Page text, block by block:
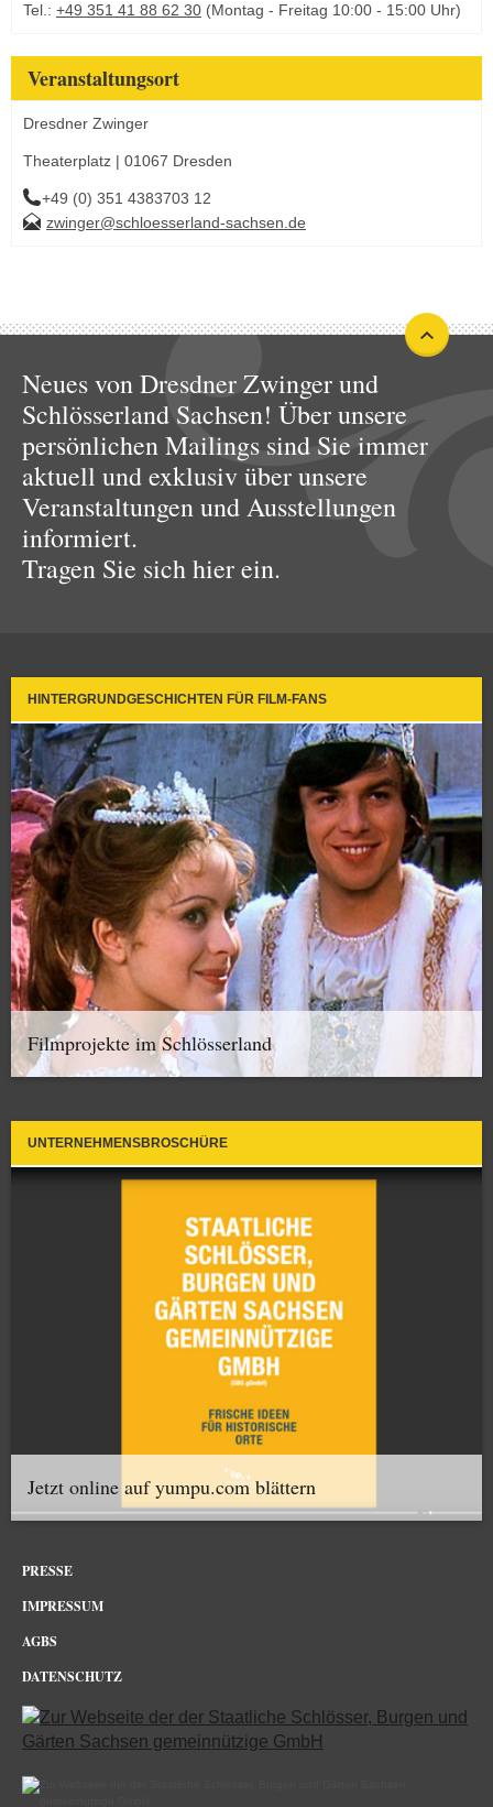
Tel.: +49 351 41 88 62 30 (Montag - Freitag 10:00 - 15:00 Uhr)
Veranstaltungsort
Dresdner Zwinger
Theaterplatz | 01067 Dresden
+49 (0) 351 4383703 12
zwinger@schloesserland-sachsen.de
Neues von Dresdner Zwinger und
Schlösserland Sachsen! Über unsere
persönlichen Mailings sind Sie immer
aktuell und exklusiv über unsere
Veranstaltungen und Ausstellungen
informiert.
Tragen Sie sich hier ein.
HINTERGRUNDGESCHICHTEN FÜR FILM-FANS
Filmprojekte im Schlösserland
UNTERNEHMENSBROSCHÜRE
Jetzt online auf yumpu.com blättern
PRESSE
IMPRESSUM
AGBS
DATENSCHUTZ